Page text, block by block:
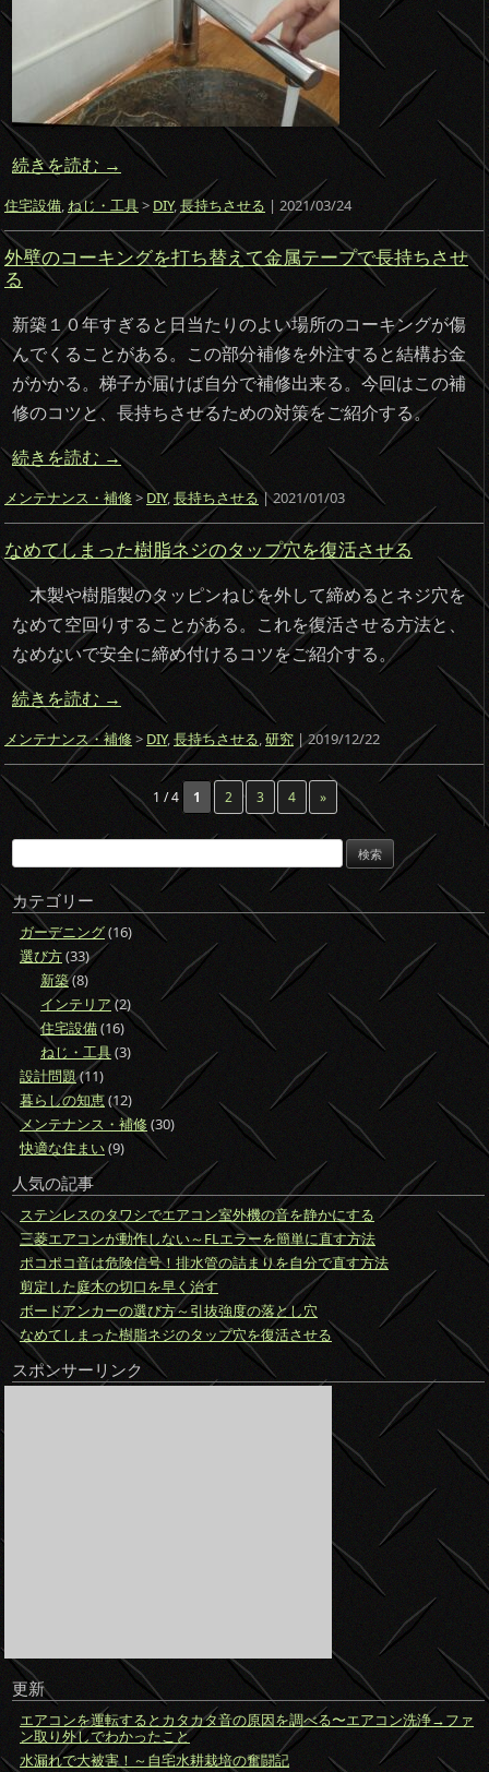
続きを読む →
住宅設備,ねじ・工具> DIY,長持ちさせる | 2021/03/24
外壁のコーキングを打ち替えて金属テープで長持ちさせ
る
新築１０年すぎると日当たりのよい場所のコーキングが傷
んでくることがある。この部分補修を外注すると結構お金
がかかる。梯子が届けば自分で補修出来る。今回はこの補
修のコツと、長持ちさせるための対策をご紹介する。
続きを読む →
メンテナンス・補修>DIY,長持ちさせる| 2021/01/03
なめてしまった樹脂ネジのタップ穴を復活させる
木製や樹脂製のタッピンねじを外して締めるとネジ穴を
なめて空回りすることがある。これを復活させる方法と、
なめないで安全に締め付けるコツをご紹介する。
続きを読む →
メンテナンス・補修> DIY,長持ちさせる,研究 | 2019/12/22
1 / 4 1 2 3 4 »
検
索:
カテゴリー
ガーデニング(16)
選び方(33)
新築(8)
インテリア(2)
住宅設備(16)
ねじ・工具(3)
設計問題(11)
暮らしの知恵(12)
メンテナンス・補修(30)
快適な住まい(9)
人気の記事
ステンレスのタワシでエアコン室外機の音を静かにする
三菱エアコンが動作しない～FLエラーを簡単に直す方法
ポコポコ音は危険信号！排水管の詰まりを自分で直す方法
剪定した庭木の切口を早く治す
ボードアンカーの選び方～引抜強度の落とし穴
なめてしまった樹脂ネジのタップ穴を復活させる
スポンサーリンク
更新
エアコンを運転するとカタカタ音の原因を調べる〜エアコン洗浄→ファ
ン取り外しでわかったこと
水漏れで大被害！～自宅水耕栽培の奮闘記